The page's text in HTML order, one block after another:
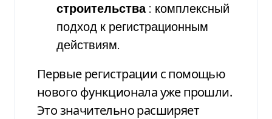
строительства: комплексный
подход к регистрационным
действиям.
Первые регистрации с помощью
нового функционала уже прошли.
Это значительно расширяет